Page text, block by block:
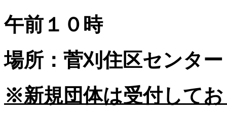
午前１０時
場所：菅刈住区センター
※新規団体は受付して